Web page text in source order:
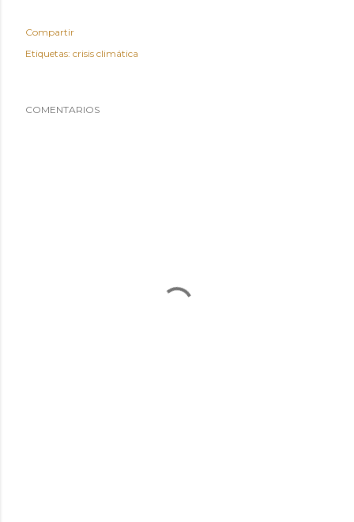
Compartir
Etiquetas: crisis climática
COMENTARIOS